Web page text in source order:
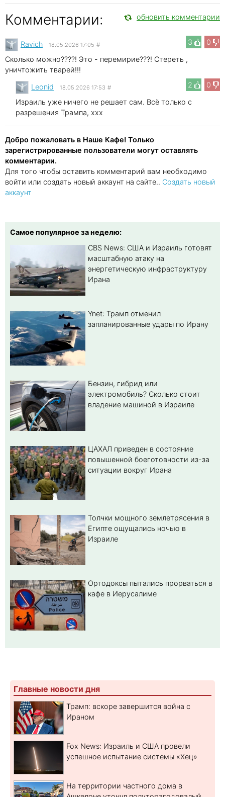
Комментарии: обновить комментарии
3 0
Ravich 18.05.2026 17:05 #
Сколько можно????! Это - перемирие???! Стереть ,
уничтожить тварей!!!
2
0
Leonid 18.05.2026 17:53 #
Израиль уже ничего не решает сам. Всё только с
разрешения Трампа, xxx
Добро пожаловать в Наше Кафе! Только
зарегистрированные пользователи могут оставлять
комментарии.
Для того чтобы оставить комментарий вам необходимо
войти или создать новый аккаунт на сайте.. Создать новый
аккаунт
Самое популярное за неделю:
CBS News: США и Израиль готовят
масштабную атаку на
энергетическую инфраструктуру
Ирана
Ynet: Трамп отменил
запланированные удары по Ирану
Бензин, гибрид или
электромобиль? Cколько стоит
владение машиной в Израиле
ЦАХАЛ приведен в состояние
повышенной боеготовности из-за
ситуации вокруг Ирана
Толчки мощного землетрясения в
Египте ощущались ночью в
Израиле
Ортодоксы пытались прорваться в
кафе в Иерусалиме
Главные новости дня
Трамп: вскоре завершится война с
Ираном
Fox News: Израиль и США провели
успешное испытание системы «Хец»
На территории частного дома в